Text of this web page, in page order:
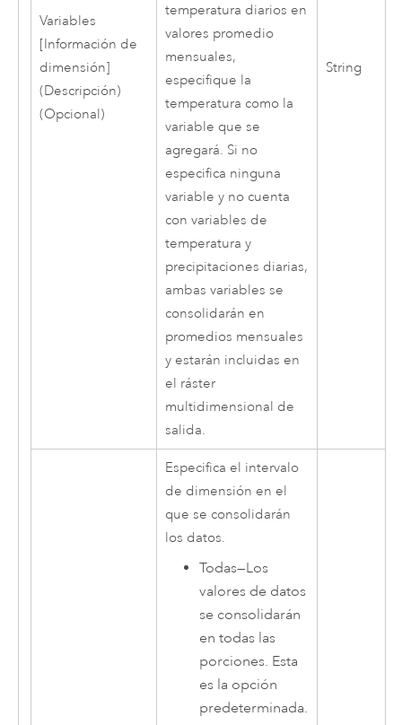
Variables
[Información de
dimensión]
(Descripción)
(Opcional)
temperatura diarios en
valores promedio
mensuales,
especifique la
temperatura como la
variable que se
agregará. Si no
especifica ninguna
variable y no cuenta
con variables de
temperatura y
precipitaciones diarias,
ambas variables se
consolidarán en
promedios mensuales
y estarán incluidas en
el ráster
multidimensional de
salida.
String
Especifica el intervalo
de dimensión en el
que se consolidarán
los datos.
Todas—Los
valores de datos
se consolidarán
en todas las
porciones. Esta
es la opción
predeterminada.